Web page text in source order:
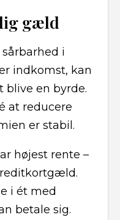
gæld
i
indkomst, kan
blive en byrde.
at reducere
er stabil.
højest rente –
i ét med
betale sig.